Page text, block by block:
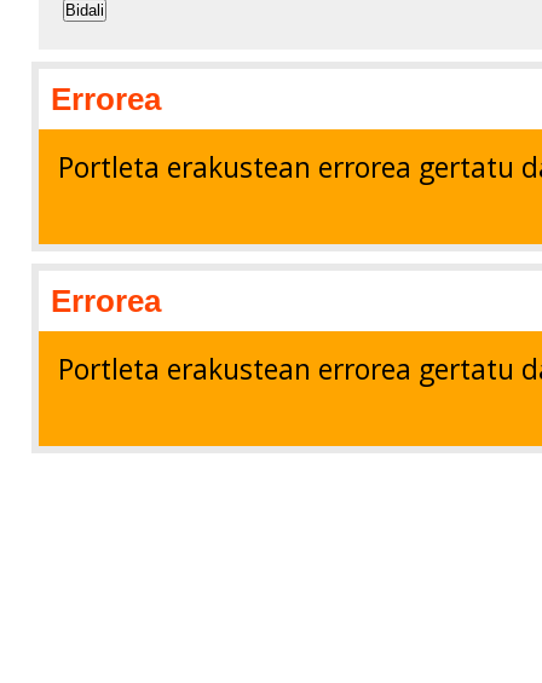
Bidali
Errorea
Portleta erakustean errorea gertatu
Errorea
Portleta erakustean errorea gertatu